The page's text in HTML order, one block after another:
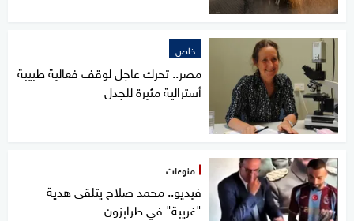
خاص
مصر.. تحرك عاجل لوقف فعالية طبيبة
أسترالية مثيرة للجدل
منوعات
فيديو.. محمد صلاح يتلقى هدية
"غريبة" في طرابزون